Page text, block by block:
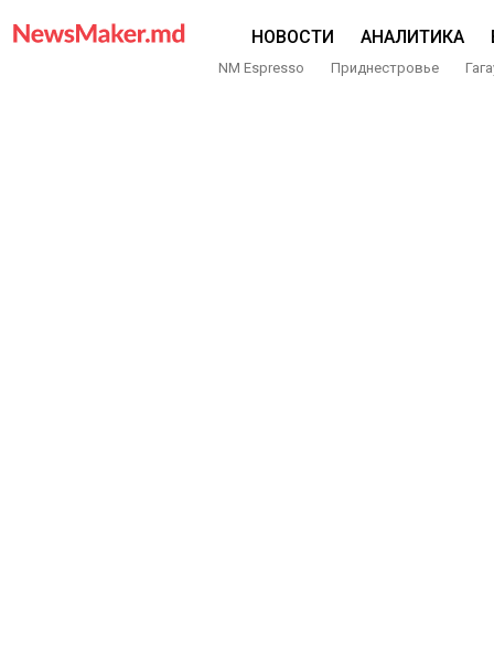
НОВОСТИ АНАЛИТИКА
NM Espresso Приднестровье